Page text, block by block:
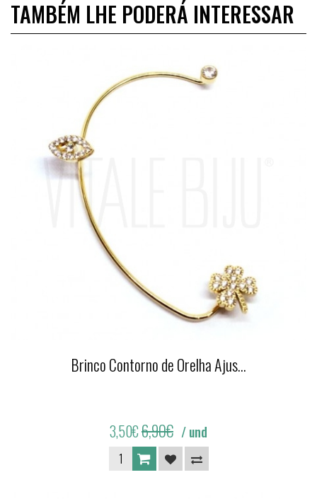
TAMBÉM LHE PODERÁ INTERESSAR
Brinco Contorno de Orelha Ajus...
3,50€6,90€ / und